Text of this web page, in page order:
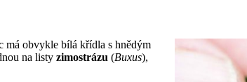
má obvykle bílá křídla s hnědým
na listy zimostrázu (Buxus),